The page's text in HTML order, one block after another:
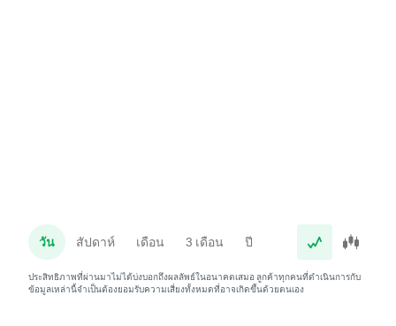
วัน สัปดาห์ เดือน 3 เดือน ปี
ประสิทธิภาพที่ผ่านมาไม่ได้บ่งบอกถึงผลลัพธ์ในอนาคตเสมอ ลูกค้าทุกคนที่ดำเนินการกับ
ข้อมูลเหล่านี้จำเป็นต้องยอมรับความเสี่ยงทั้งหมดที่อาจเกิดขึ้นด้วยตนเอง